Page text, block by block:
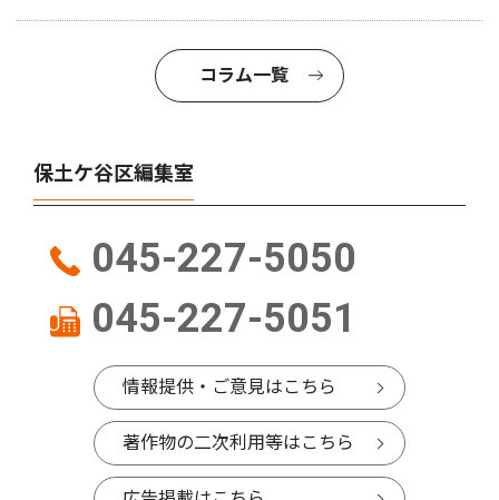
コラム一覧
保土ケ谷区編集室
045-227-5050
045-227-5051
情報提供・ご意見はこちら
著作物の二次利用等はこちら